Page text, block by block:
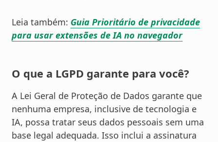
Leia também: Guia Prioritário de privacidade
para usar extensões de IA no navegador
O que a LGPD garante para você?
A Lei Geral de Proteção de Dados garante que
nenhuma empresa, inclusive de tecnologia e
IA, possa tratar seus dados pessoais sem uma
base legal adequada. Isso inclui a assinatura